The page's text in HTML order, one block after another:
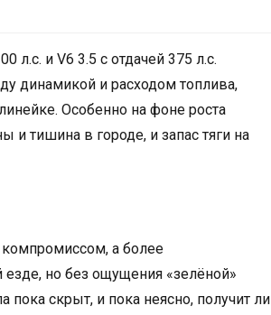
л.с. и V6 3.5 с отдачей 375 л.с.
динамикой и расходом топлива,
Особенно на фоне роста
тишина в городе, и запас тяги на
а более
но без ощущения «зелёной»
скрыт, и пока неясно, получит ли